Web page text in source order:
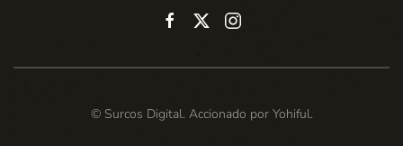
© Surcos Digital. Accionado por Yohiful.